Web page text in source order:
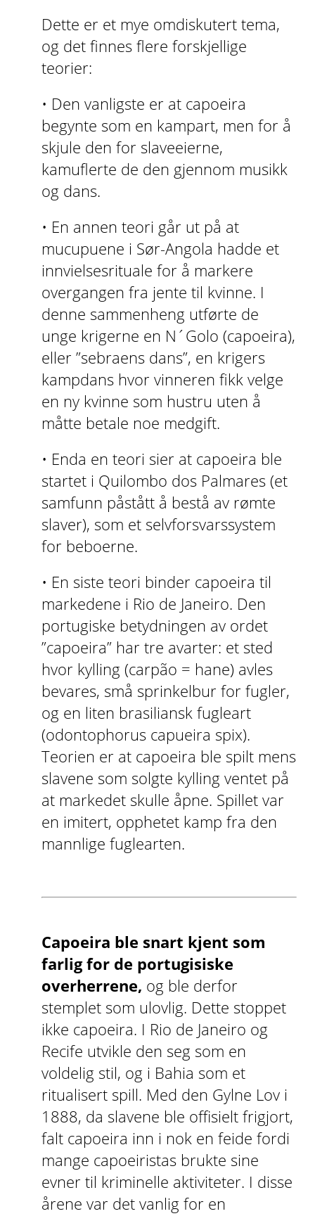
Dette er et mye omdiskutert tema,
og det finnes flere forskjellige
teorier:
• Den vanligste er at capoeira
begynte som en kampart, men for å
skjule den for slaveeierne,
kamuflerte de den gjennom musikk
og dans.
• En annen teori går ut på at
mucupuene i Sør-Angola hadde et
innvielsesrituale for å markere
overgangen fra jente til kvinne. I
denne sammenheng utførte de
unge krigerne en N´Golo (capoeira),
eller ”sebraens dans”, en krigers
kampdans hvor vinneren fikk velge
en ny kvinne som hustru uten å
måtte betale noe medgift.
• Enda en teori sier at capoeira ble
startet i Quilombo dos Palmares (et
samfunn påstått å bestå av rømte
slaver), som et selvforsvarssystem
for beboerne.
• En siste teori binder capoeira til
markedene i Rio de Janeiro. Den
portugiske betydningen av ordet
”capoeira” har tre avarter: et sted
hvor kylling (carpão = hane) avles
bevares, små sprinkelbur for fugler,
og en liten brasiliansk fugleart
(odontophorus capueira spix).
Teorien er at capoeira ble spilt mens
slavene som solgte kylling ventet på
at markedet skulle åpne. Spillet var
en imitert, opphetet kamp fra den
mannlige fuglearten.
Capoeira ble snart kjent som
farlig for de portugisiske
overherrene, og ble derfor
stemplet som ulovlig. Dette stoppet
ikke capoeira. I Rio de Janeiro og
Recife utvikle den seg som en
voldelig stil, og i Bahia som et
ritualisert spill. Med den Gylne Lov i
1888, da slavene ble offisielt frigjort,
falt capoeira inn i nok en feide fordi
mange capoeiristas brukte sine
evner til kriminelle aktiviteter. I disse
årene var det vanlig for en